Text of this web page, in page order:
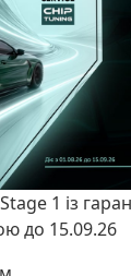
1 із
до 15.09.26